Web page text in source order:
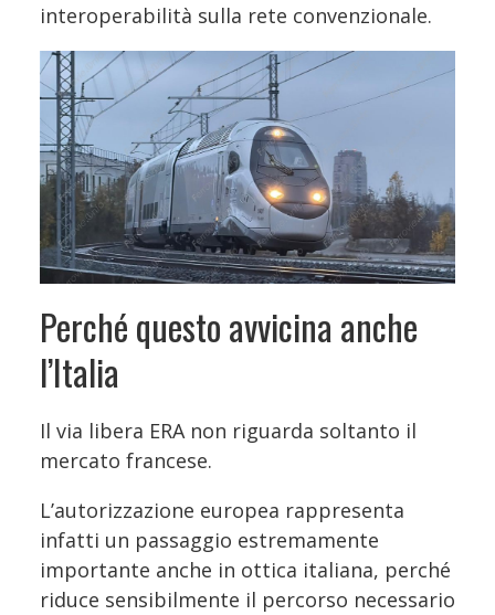
interoperabilità sulla rete convenzionale.
Perché questo avvicina anche
l’Italia
Il via libera ERA non riguarda soltanto il
mercato francese.
L’autorizzazione europea rappresenta
infatti un passaggio estremamente
importante anche in ottica italiana, perché
riduce sensibilmente il percorso necessario